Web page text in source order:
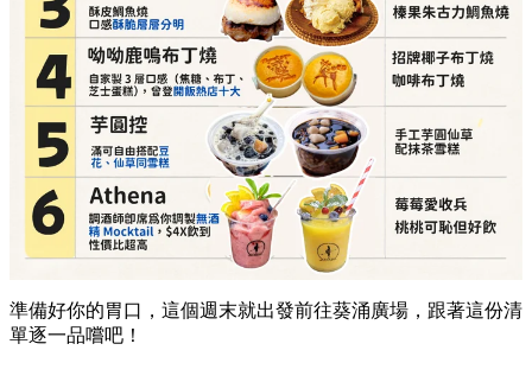
準備好你的胃口，這個週末就出發前往葵涌廣場，跟著這份清
單逐一品嚐吧！